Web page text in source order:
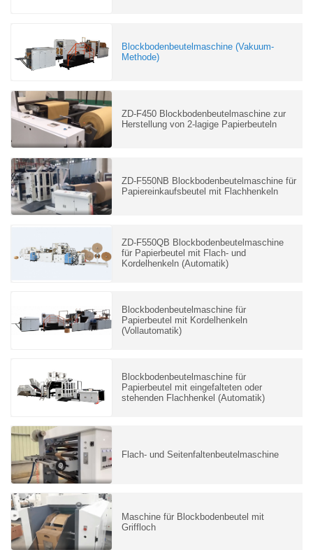
Blockbodenbeutelmaschine (Vakuum-
Methode)
ZD-F450 Blockbodenbeutelmaschine zur
Herstellung von 2-lagige Papierbeuteln
ZD-F550NB Blockbodenbeutelmaschine für
Papiereinkaufsbeutel mit Flachhenkeln
ZD-F550QB Blockbodenbeutelmaschine
für Papierbeutel mit Flach- und
Kordelhenkeln (Automatik)
Blockbodenbeutelmaschine für
Papierbeutel mit Kordelhenkeln
(Vollautomatik)
Blockbodenbeutelmaschine für
Papierbeutel mit eingefalteten oder
stehenden Flachhenkel (Automatik)
Flach- und Seitenfaltenbeutelmaschine
Maschine für Blockbodenbeutel mit
Griffloch